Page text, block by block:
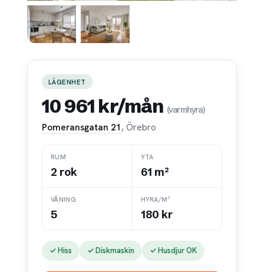
LÄGENHET
10 961 kr/mån (varmhyra)
Pomeransgatan 21, Örebro
RUM
2 rok
YTA
61 m²
VÅNING
5
HYRA/M²
180 kr
✓ Hiss ✓ Diskmaskin ✓ Husdjur OK